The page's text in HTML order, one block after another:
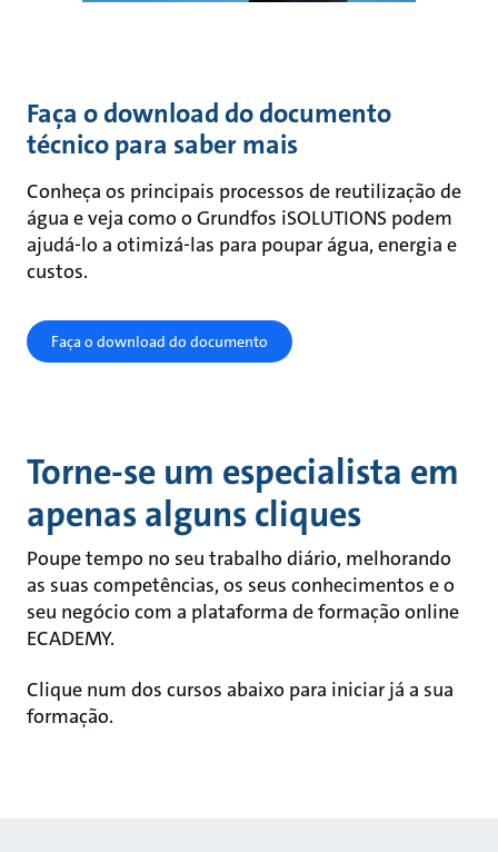
Faça o download do documento
técnico para saber mais
Conheça os principais processos de reutilização de
água e veja como o Grundfos iSOLUTIONS podem
ajudá-lo a otimizá-las para poupar água, energia e
custos.
Faça o download do documento
Torne-se um especialista em
apenas alguns cliques
Poupe tempo no seu trabalho diário, melhorando
as suas competências, os seus conhecimentos e o
seu negócio com a plataforma de formação online
ECADEMY.
Clique num dos cursos abaixo para iniciar já a sua
formação.